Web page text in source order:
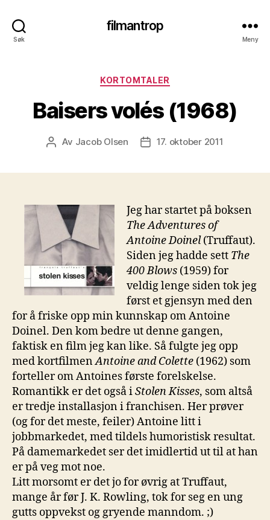
Søk
filmantrop
Meny
Kategorier
KORTOMTALER
Baisers volés (1968)
Innleggsforfatter
Av Jacob Olsen Publiseringsdato
17. oktober 2011
Jeg har startet på boksen
The Adventures of
Antoine Doinel(Truffaut).
Siden jeg hadde sett The
400 Blows (1959) for
veldig lenge siden tok jeg
først et gjensyn med den
for å friske opp min kunnskap om Antoine
Doinel. Den kom bedre ut denne gangen,
faktisk en film jeg kan like. Så fulgte jeg opp
med kortfilmenAntoine and Colette (1962) som
forteller om Antoines første forelskelse.
Romantikk er det også iStolen Kisses, som altså
er tredje installasjon i franchisen. Her prøver
(og for det meste, feiler) Antoine litt i
jobbmarkedet, med tildels humoristisk resultat.
På damemarkedet ser det imidlertid ut til at han
er på veg mot noe.
Litt morsomt er det jo for øvrig at Truffaut,
mange år før J. K. Rowling, tok for seg en ung
gutts oppvekst og gryende manndom. ;)